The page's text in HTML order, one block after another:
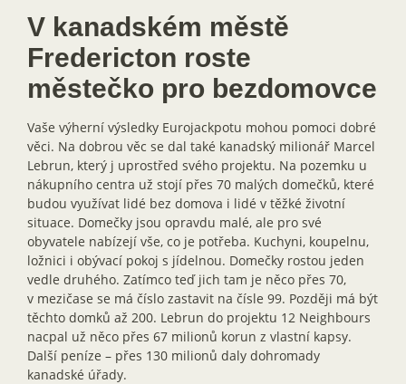
V kanadském městě
Fredericton roste
městečko pro bezdomovce
Vaše výherní výsledky Eurojackpotu mohou pomoci dobré
věci. Na dobrou věc se dal také kanadský milionář Marcel
Lebrun, který j uprostřed svého projektu. Na pozemku u
nákupního centra už stojí přes 70 malých domečků, které
budou využívat lidé bez domova i lidé v těžké životní
situace. Domečky jsou opravdu malé, ale pro své
obyvatele nabízejí vše, co je potřeba. Kuchyni, koupelnu,
ložnici i obývací pokoj s jídelnou. Domečky rostou jeden
vedle druhého. Zatímco teď jich tam je něco přes 70,
v mezičase se má číslo zastavit na čísle 99. Později má být
těchto domků až 200. Lebrun do projektu 12 Neighbours
nacpal už něco přes 67 milionů korun z vlastní kapsy.
Další peníze – přes 130 milionů daly dohromady
kanadské úřady.